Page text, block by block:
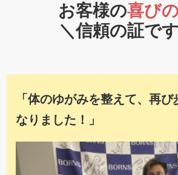
お客様の喜び
＼信頼の証で
「体のゆがみを整えて、再
なりました！」